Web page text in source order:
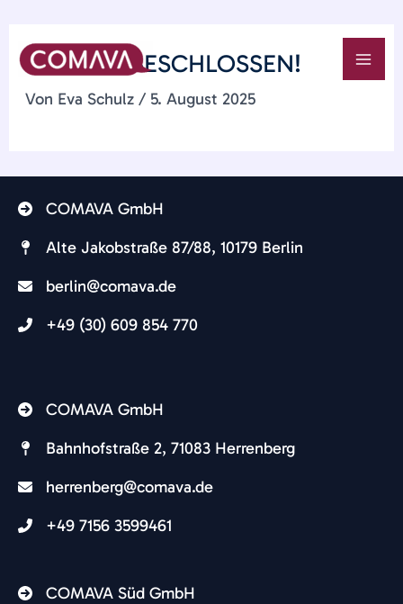
Inhalt
springen
NIS-2 IST BESCHLOSSEN!
Von Eva Schulz/ 5. August 2025
COMAVA GmbH
Alte Jakobstraße 87/88, 10179 Berlin​
berlin@comava.de​
+49 (30) 609 854 770
COMAVA GmbH
Bahnhofstraße 2, 71083 Herrenberg
herrenberg@comava.de​
+49 7156 3599461
COMAVA Süd GmbH